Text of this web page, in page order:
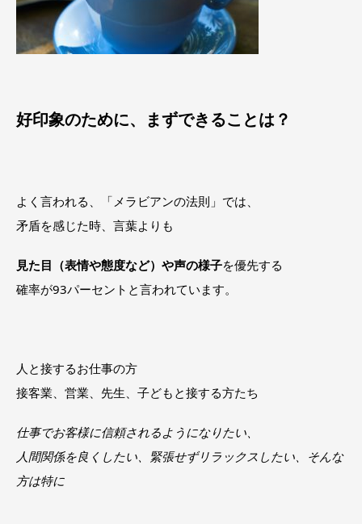
好印象のために、まずできることは？
よく言われる、「メラビアンの法則」では、
矛盾を感じた時、言葉よりも
見た目（表情や態度など）や声の様子を優先する
確率が93パーセントと言われています。
人と接するお仕事の方
接客業、営業、先生、子どもと接する方たち
仕事でお客様に信頼されるようになりたい、
人間関係を良くしたい、緊張せずリラックスしたい、そんな
方は特に